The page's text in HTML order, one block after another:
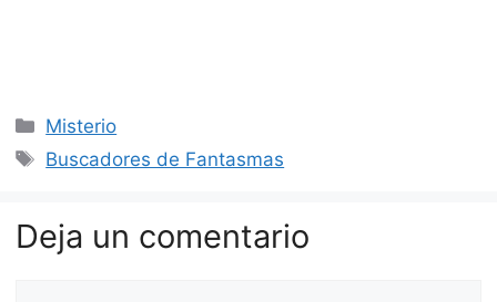
Categorías
Misterio
Etiquetas
Buscadores de Fantasmas
Deja un comentario